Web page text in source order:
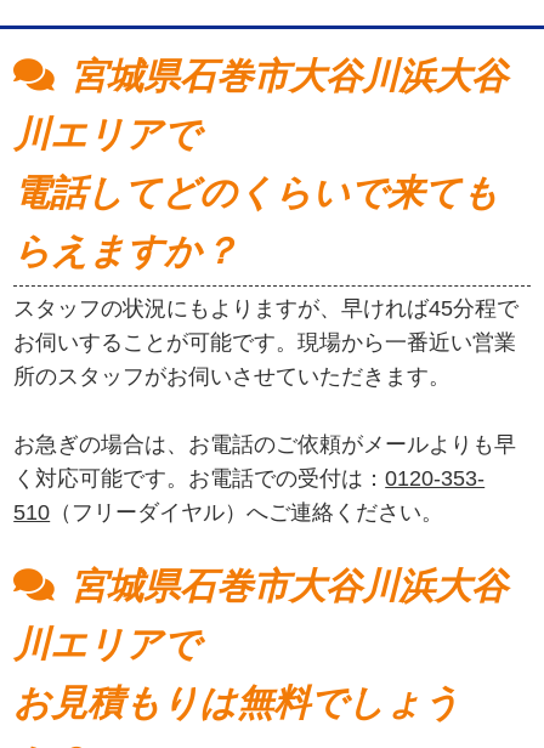
宮城県石巻市大谷川浜大谷
川エリアで
電話してどのくらいで来ても
らえますか？
スタッフの状況にもよりますが、早ければ45分程で
お伺いすることが可能です。現場から一番近い営業
所のスタッフがお伺いさせていただきます。
お急ぎの場合は、お電話のご依頼がメールよりも早
く対応可能です。お電話での受付は：0120-353-
510 （フリーダイヤル）へご連絡ください。
宮城県石巻市大谷川浜大谷
川エリアで
お見積もりは無料でしょう